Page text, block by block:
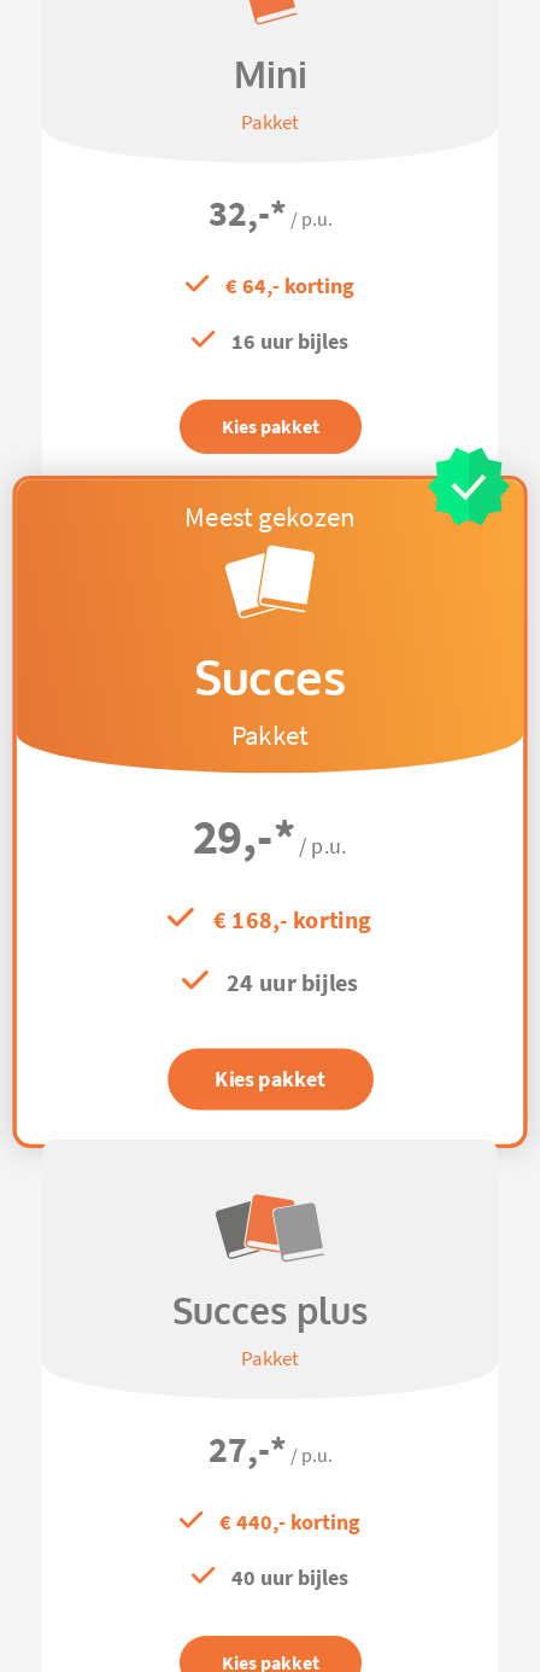
Mini
Pakket
32,-* / p.u.
€ 64,- korting
16 uur bijles
Kies pakket
Succes
Pakket
29,-* / p.u.
€ 168,- korting
24 uur bijles
Kies pakket
Succes plus
Pakket
27,-* / p.u.
€ 440,- korting
40 uur bijles
Kies pakket